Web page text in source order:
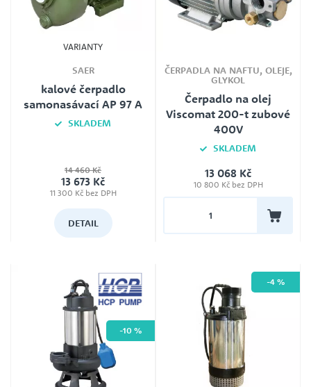
VARIANTY
SAER
kalové čerpadlo
samonasávací AP 97 A
SKLADEM
AP 97-A, 400V
14 460 Kč
13 673 Kč
11 300 Kč bez DPH
DETAIL
ČERPADLA NA NAFTU, OLEJE,
GLYKOL
Čerpadlo na olej
Viscomat 200-t zubové
400V
SKLADEM
Jmenovité napětí
400V
13 068 Kč
10 800 Kč bez DPH
-10 %
-4 %